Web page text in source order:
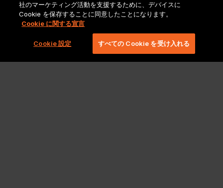
法的事項およびポリシー
社のマーケティング活動を支援するために、デバイスに
Cookie を保存することに同意したことになります。
Cookie に関する宣言
Cookie 設定 すべての Cookie を受け入れる